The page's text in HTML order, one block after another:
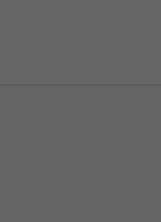
すべてにこだわり！